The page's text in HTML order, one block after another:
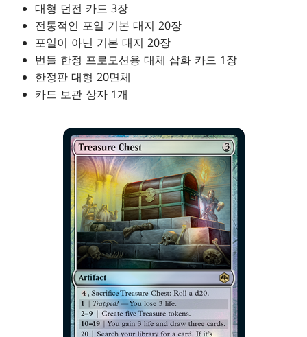
대형 던전 카드 3장
전통적인 포일 기본 대지 20장
포일이 아닌 기본 대지 20장
번들 한정 프로모션용 대체 삽화 카드 1장
한정판 대형 20면체
카드 보관 상자 1개